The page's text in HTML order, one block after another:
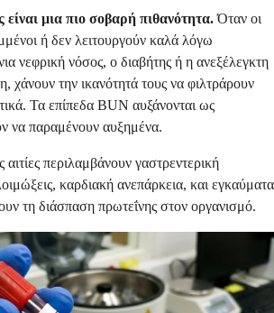
είναι μια πιο σοβαρή πιθανότητα.Όταν οι
ή δεν λειτουργούν καλά λόγω
νεφρική νόσος, ο διαβήτης ή η ανεξέλεγκτη
χάνουν την ικανότητά τους να φιλτράρουν
Τα επίπεδα BUN αυξάνονται ως
να παραμένουν αυξημένα.
περιλαμβάνουν γαστρεντερική
καρδιακή ανεπάρκεια, και εγκαύματα
τη διάσπαση πρωτεΐνης στον οργανισμό.